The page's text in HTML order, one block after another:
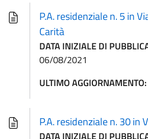
P.A. residenziale n. 5 in
Carità
DATA INIZIALE DI
06/08/2021
ULTIMO AGGIORNAMENTO:
P.A. residenziale n. 30 in